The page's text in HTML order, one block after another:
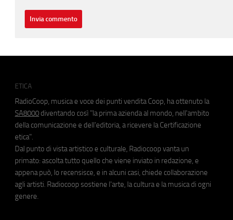
ETICA
RadioCoop, musica e voce dei punti vendita Coop, ha ottenuto la
SA8000 diventando così "la prima azienda al mondo, nell'ambito
della comunicazione e dell'editoria, a ricevere la Certificazione
etica".
Dal punto di vista artistico e culturale, Radiocoop vanta un
primato: ascolta tutto quello che viene inviato in redazione, e
appena può, lo recensisce, e in alcuni casi, chiede collaborazione
agli artisti. Radiocoop sostiene l'arte, la cultura e la musica di ogni
genere.